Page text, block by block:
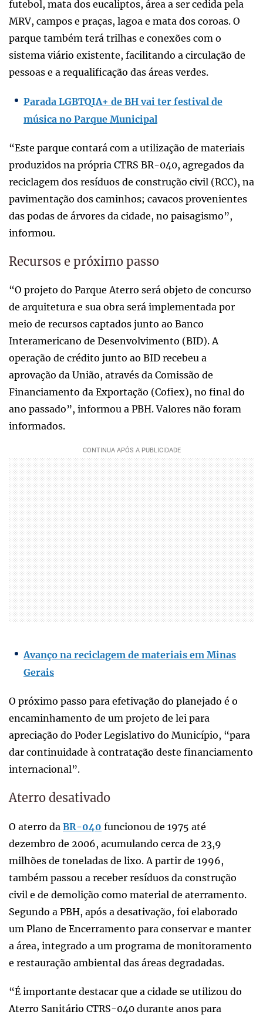
futebol, mata dos eucaliptos, área a ser cedida pela
MRV, campos e praças, lagoa e mata dos coroas. O
parque também terá trilhas e conexões com o
sistema viário existente, facilitando a circulação de
pessoas e a requalificação das áreas verdes.
Parada LGBTQIA+ de BH vai ter festival de
música no Parque Municipal
“Este parque contará com a utilização de materiais
produzidos na própria CTRS BR-040, agregados da
reciclagem dos resíduos de construção civil (RCC), na
pavimentação dos caminhos; cavacos provenientes
das podas de árvores da cidade, no paisagismo”,
informou.
Recursos e próximo passo
“O projeto do Parque Aterro será objeto de concurso
de arquitetura e sua obra será implementada por
meio de recursos captados junto ao Banco
Interamericano de Desenvolvimento (BID). A
operação de crédito junto ao BID recebeu a
aprovação da União, através da Comissão de
Financiamento da Exportação (Cofiex), no final do
ano passado”, informou a PBH. Valores não foram
informados.
Avanço na reciclagem de materiais em Minas
Gerais
O próximo passo para efetivação do planejado é o
encaminhamento de um projeto de lei para
apreciação do Poder Legislativo do Município, “para
dar continuidade à contratação deste financiamento
internacional”.
Aterro desativado
O aterro da BR-040 funcionou de 1975 até
dezembro de 2006, acumulando cerca de 23,9
milhões de toneladas de lixo. A partir de 1996,
também passou a receber resíduos da construção
civil e de demolição como material de aterramento.
Segundo a PBH, após a desativação, foi elaborado
um Plano de Encerramento para conservar e manter
a área, integrado a um programa de monitoramento
e restauração ambiental das áreas degradadas.
“É importante destacar que a cidade se utilizou do
Aterro Sanitário CTRS-040 durante anos para